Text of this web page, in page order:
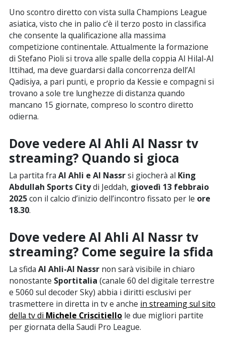
Uno scontro diretto con vista sulla Champions League
asiatica, visto che in palio c’è il terzo posto in classifica
che consente la qualificazione alla massima
competizione continentale. Attualmente la formazione
di Stefano Pioli si trova alle spalle della coppia Al Hilal-Al
Ittihad, ma deve guardarsi dalla concorrenza dell’Al
Qadisiya, a pari punti, e proprio da Kessie e compagni si
trovano a sole tre lunghezze di distanza quando
mancano 15 giornate, compreso lo scontro diretto
odierna.
Dove vedere Al Ahli Al Nassr tv
streaming? Quando si gioca
La partita fra Al Ahli e Al Nassrsi giocherà al King
Abdullah Sports Citydi Jeddah, giovedì 13 febbraio
2025con il calcio d’inizio dell’incontro fissato per le ore
18.30.
Dove vedere Al Ahli Al Nassr tv
streaming? Come seguire la sfida
La sfida Al Ahli-Al Nassr non sarà visibile in chiaro
nonostante Sportitalia (canale 60 del digitale terrestre
e 5060 sul decoder Sky) abbia i diritti esclusivi per
trasmettere in diretta in tv e anche in streaming sul sito
della tv di Michele Criscitiello le due migliori partite
per giornata della Saudi Pro League.